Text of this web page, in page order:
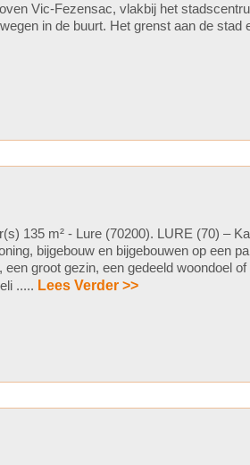
Vic-Fezensac, vlakbij het
in de buurt. Het grenst aan de stad
135 m² - Lure (70200). LURE (70) –
bijgebouw en bijgebouwen op een
groot gezin, een gedeeld woondoel
..... Lees Verder >>